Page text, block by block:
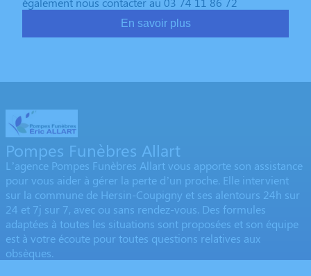
En savoir plus
Pompes Funèbres Allart
L’agence Pompes Funèbres Allart vous apporte son assistance
pour vous aider à gérer la perte d’un proche. Elle intervient
sur la commune de Hersin-Coupigny et ses alentours 24h sur
24 et 7j sur 7, avec ou sans rendez-vous. Des formules
adaptées à toutes les situations sont proposées et son équipe
est à votre écoute pour toutes questions relatives aux
obsèques.